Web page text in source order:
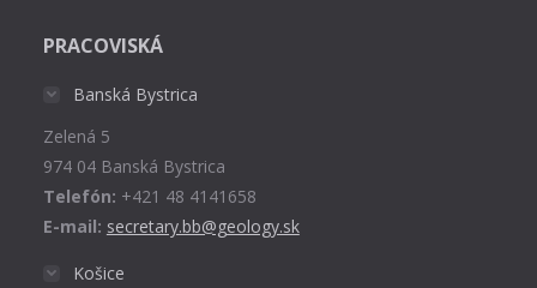
opens
window
PRACOVISKÁ
Banská Bystrica
Zelená 5
974 04 Banská Bystrica
Telefón: +421 48 4141658
E-mail: secretary.bb@geology.sk
Košice